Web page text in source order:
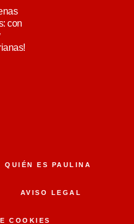
con
QUIÉN ES PAULINA
AVISO LEGAL
COOKIES